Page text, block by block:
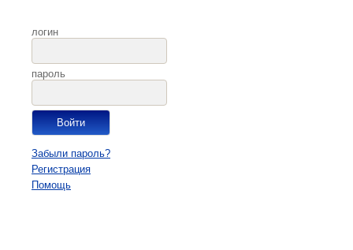
логин
пароль
Забыли пароль?
Регистрация
Помощь